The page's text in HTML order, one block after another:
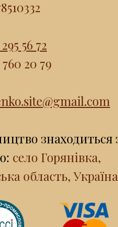
56 72
20 79
знаходиться
село Горянівка,
область,